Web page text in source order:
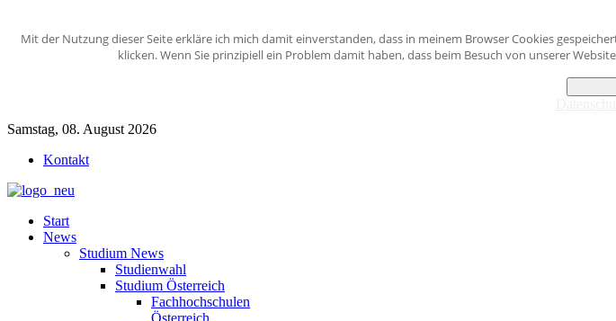
Mit der Nutzung dieser Seite erkläre ich mich damit einverstanden, dass in meinem Browser Cookies
klicken. Wenn Sie prinzipiell ein Problem damit haben, dass beim Besuch von unserer
Samstag, 08. August 2026
Kontakt
Start
News
Studium News
Studienwahl
Studium Österreich
Fachhochschulen
Österreich